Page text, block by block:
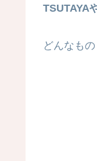
TSUTAYA
どんなも